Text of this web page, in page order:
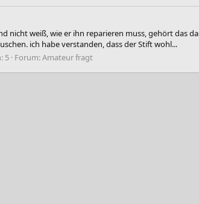
weiß, wie er ihn reparieren muss, gehört das
ich habe verstanden, dass der Stift wohl...
5 Forum:Amateur fragt